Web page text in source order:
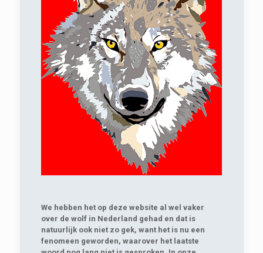
We hebben het op deze website al wel vaker
over de wolf in Nederland gehad en dat is
natuurlijk ook niet zo gek, want het is nu een
fenomeen geworden, waarover het laatste